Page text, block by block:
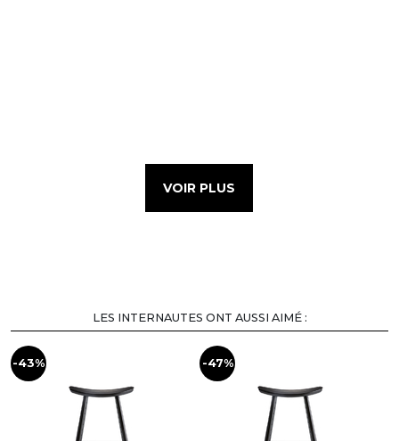
VOIR PLUS
LES INTERNAUTES ONT AUSSI AIMÉ :
-43% -47%